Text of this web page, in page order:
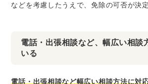
などを考慮したうえで、免除の可否が決
電話・出張相談など、幅広い相談
いる
電話・出張相談など幅広い相談方法に対